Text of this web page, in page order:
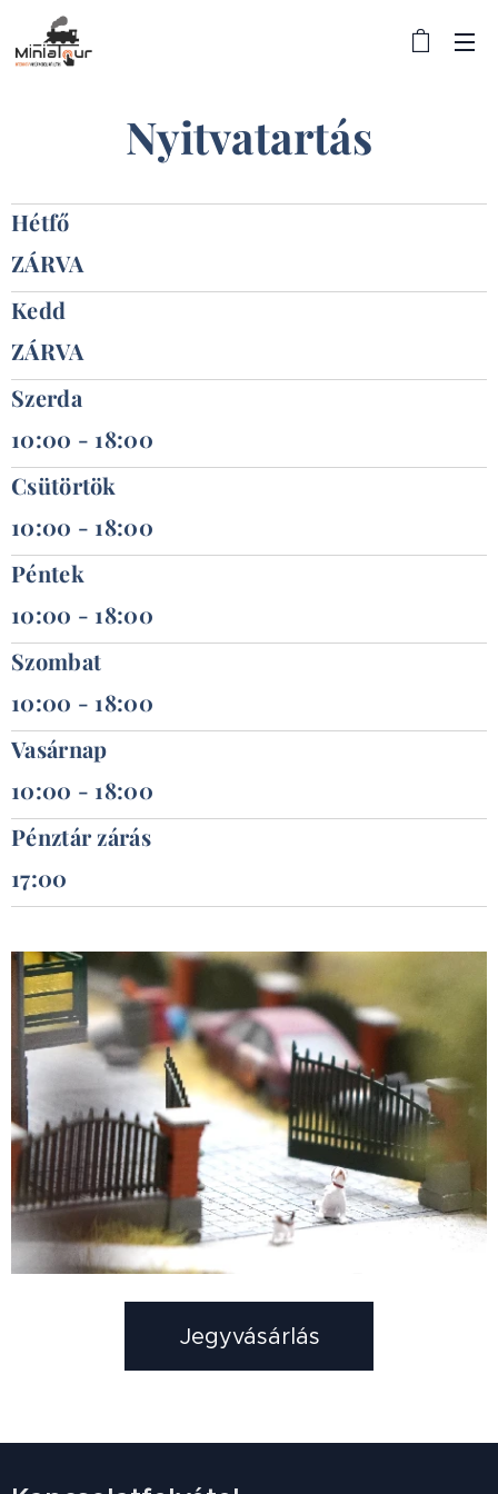
Nyitvatartás
Hétfő
ZÁRVA
Kedd
ZÁRVA
Szerda
10:00 - 18:00
Csütörtök
10:00 - 18:00
Péntek
10:00 - 18:00
Szombat
10:00 - 18:00
Vasárnap
10:00 - 18:00
Pénztár zárás
17:00
Jegyvásárlás